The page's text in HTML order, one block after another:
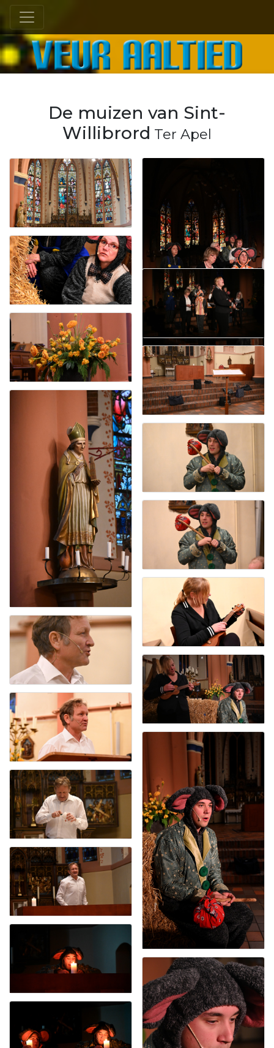
VEUR AALTIED
De muizen van Sint-
Willibrord Ter Apel